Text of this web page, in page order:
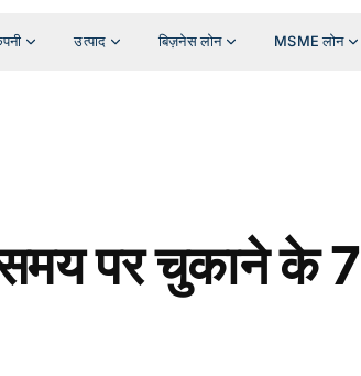
उत्पाद बिज़नेस लोन MSME लोन
पर चुकाने के 7